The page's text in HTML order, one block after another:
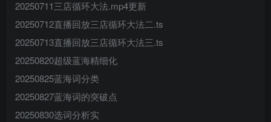
20250711三店循环大法.mp4更新
20250712直播回放三店循环大法二.ts
20250713直播回放三店循环大法三.ts
20250820超级蓝海精细化
20250825蓝海词分类
20250827蓝海词的突破点
20250830选词分析实